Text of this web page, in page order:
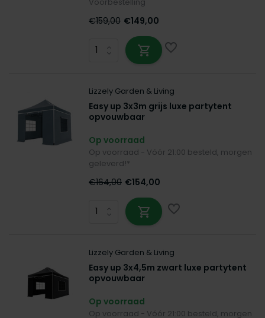
€159,00 €149,00
Lizzely Garden & Living
Easy up 3x3m grijs luxe partytent
opvouwbaar
Op voorraad
Op voorraad - Vóór 21:00 besteld, morgen
geleverd!*
€164,00 €154,00
Lizzely Garden & Living
Easy up 3x4,5m zwart luxe partytent
opvouwbaar
Op voorraad
Op voorraad - Vóór 21:00 besteld, morgen